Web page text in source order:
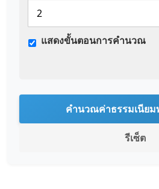
แสดงขั้นตอนการคำนวณ
คำนวณค่าธรรมเนียม
รีเซ็ต